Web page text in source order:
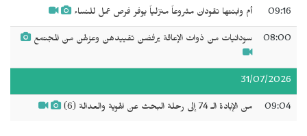
09:16 أم وابنتها تقودان مشروعاً منزلياً يوفر فرص عمل للنساء
08:00 سودانيات من ذوات الإعاقة يرفضن تقييدهن وعزلهن من المجتمع
31/07/2026
09:04 من الإبادة الـ 74 إلى رحلة البحث عن الهوية والعدالة (6)